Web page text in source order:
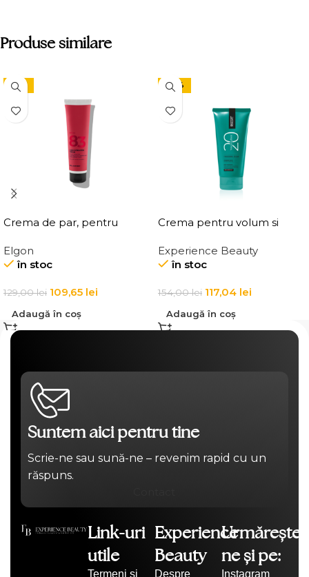
Produse similare
-15%
Crema de par, pentru
Affixx 83 Curl Creator
Cream
Elgon
în stoc
129,00lei 109,65 lei
Adaugă în coș
-24%
Crema pentru volum si
Elgon 20 Volumizing
Thickening Cream
Experience Beauty
în stoc
154,00lei 117,04 lei
Adaugă în coș
Suntem aici pentru tine
Scrie-ne sau sună-ne – revenim rapid cu un
răspuns.
Link-uri
utile
Termeni și
Experience
Beauty
Despre
Urmărește-
ne și pe:
Instagram